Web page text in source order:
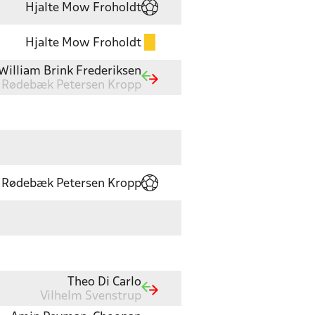
Hjalte Mow Froholdt
Hjalte Mow Froholdt
Brink Frederiksen
Petersen Kropp
Petersen Kropp
Theo Di Carlo
Vilhelm Svenstrup